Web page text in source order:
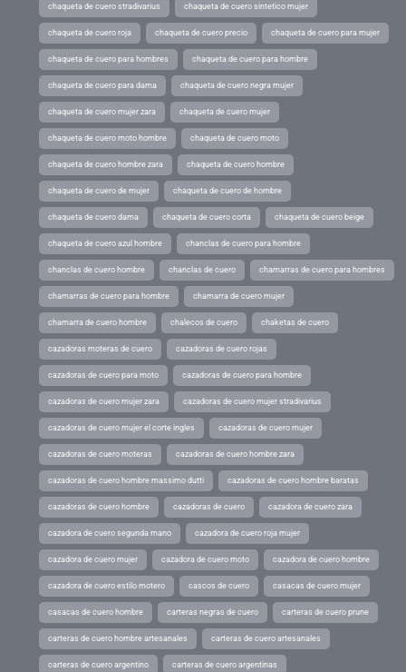
chaqueta de cuero stradivarius chaqueta de cuero sintetico mujer
chaqueta de cuero roja chaqueta de cuero precio chaqueta de cuero para mujer
chaqueta de cuero para hombres chaqueta de cuero para hombre
chaqueta de cuero para dama chaqueta de cuero negra mujer
chaqueta de cuero mujer zara chaqueta de cuero mujer
chaqueta de cuero moto hombre chaqueta de cuero moto
chaqueta de cuero hombre zara chaqueta de cuero hombre
chaqueta de cuero de mujer chaqueta de cuero de hombre
chaqueta de cuero dama chaqueta de cuero corta chaqueta de cuero beige
chaqueta de cuero azul hombre chanclas de cuero para hombre
chanclas de cuero hombre chanclas de cuero chamarras de cuero para hombres
chamarras de cuero para hombre chamarra de cuero mujer
chamarra de cuero hombre chalecos de cuero chaketas de cuero
cazadoras moteras de cuero cazadoras de cuero rojas
cazadoras de cuero para moto cazadoras de cuero para hombre
cazadoras de cuero mujer zara cazadoras de cuero mujer stradivarius
cazadoras de cuero mujer el corte ingles cazadoras de cuero mujer
cazadoras de cuero moteras cazadoras de cuero hombre zara
cazadoras de cuero hombre massimo dutti cazadoras de cuero hombre baratas
cazadoras de cuero hombre cazadoras de cuero cazadora de cuero zara
cazadora de cuero segunda mano cazadora de cuero roja mujer
cazadora de cuero mujer cazadora de cuero moto cazadora de cuero hombre
cazadora de cuero estilo motero cascos de cuero casacas de cuero mujer
casacas de cuero hombre carteras negras de cuero carteras de cuero prune
carteras de cuero hombre artesanales carteras de cuero artesanales
carteras de cuero argentino carteras de cuero argentinas